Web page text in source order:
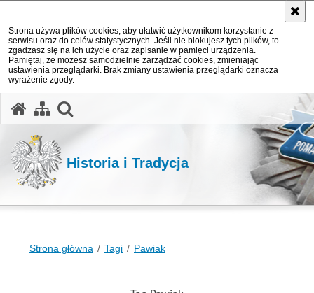
Strona używa plików cookies, aby ułatwić użytkownikom korzystanie z
serwisu oraz do celów statystycznych. Jeśli nie blokujesz tych plików, to
zgadzasz się na ich użycie oraz zapisanie w pamięci urządzenia.
Pamiętaj, że możesz samodzielnie zarządzać cookies, zmieniając
ustawienia przeglądarki. Brak zmiany ustawienia przeglądarki oznacza
wyrażenie zgody.
Historia i Tradycja
Strona główna Tagi Pawiak